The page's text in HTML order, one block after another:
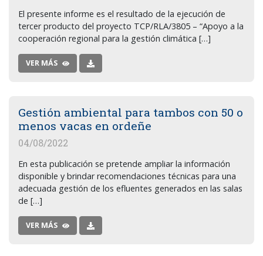
El presente informe es el resultado de la ejecución de
tercer producto del proyecto TCP/RLA/3805 – “Apoyo a la
cooperación regional para la gestión climática […]
VER MÁS
Gestión ambiental para tambos con 50 o
menos vacas en ordeñe
04/08/2022
En esta publicación se pretende ampliar la información
disponible y brindar recomendaciones técnicas para una
adecuada gestión de los efluentes generados en las salas
de […]
VER MÁS